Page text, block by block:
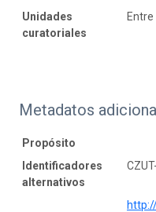
Unidades
curatoriales
Metadatos
Propósito
Identificadores
alternativos